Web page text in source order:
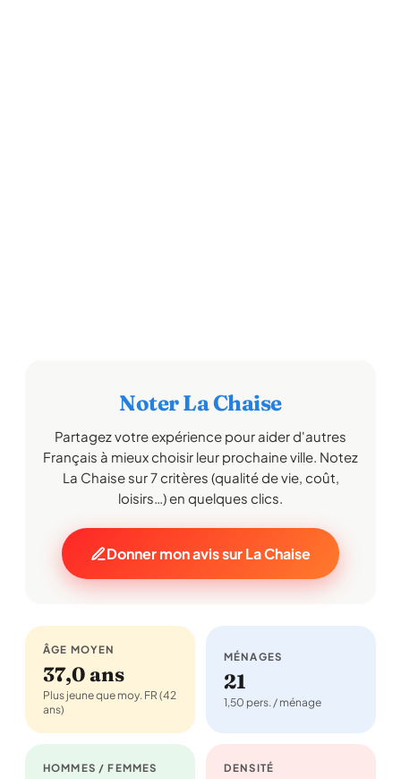
Noter La Chaise
Partagez votre expérience pour aider d'autres
Français à mieux choisir leur prochaine ville. Notez
La Chaise sur 7 critères (qualité de vie, coût,
loisirs…) en quelques clics.
Donner mon avis sur La Chaise
ÂGE MOYEN
37,0 ans
Plus jeune que moy. FR (42
ans)
MÉNAGES
21
1,50 pers. / ménage
HOMMES / FEMMES DENSITÉ